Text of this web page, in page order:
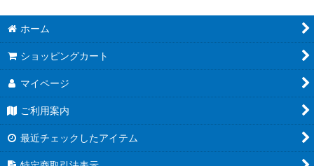
ホーム
ショッピングカート
マイページ
ご利用案内
最近チェックしたアイテム